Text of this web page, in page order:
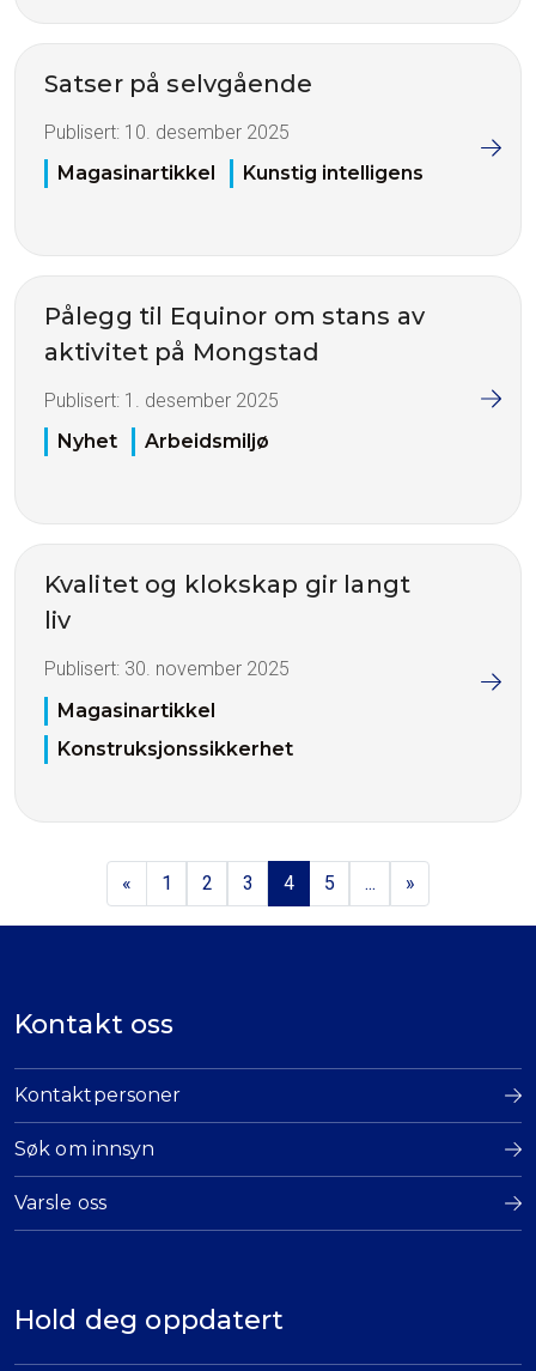
Satser på selvgående
Publisert: 10. desember 2025
Magasinartikkel
Kunstig intelligens
Pålegg til Equinor om stans av
aktivitet på Mongstad
Publisert: 1. desember 2025
Nyhet
Arbeidsmiljø
Kvalitet og klokskap gir langt
liv
Publisert: 30. november 2025
Magasinartikkel
Konstruksjonssikkerhet
« 1 2 3 4 5 ... »
Kontakt oss
Kontaktpersoner
Søk om innsyn
Varsle oss
Hold deg oppdatert